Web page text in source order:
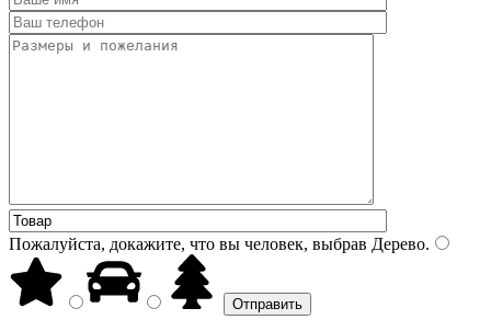
Пожалуйста, докажите, что вы человек, выбрав Дерево.